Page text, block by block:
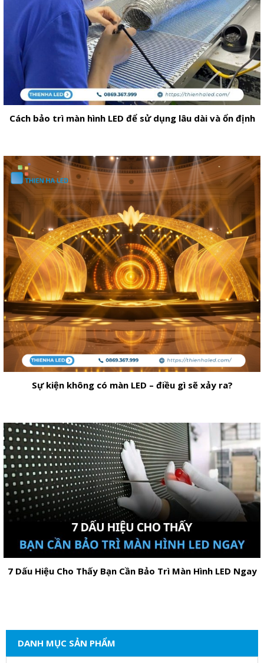
Cách bảo trì màn hình LED để sử dụng lâu dài và ổn định
Sự kiện không có màn LED – điều gì sẽ xảy ra?
7 Dấu Hiệu Cho Thấy Bạn Cần Bảo Trì Màn Hình LED Ngay
DANH MỤC SẢN PHẨM